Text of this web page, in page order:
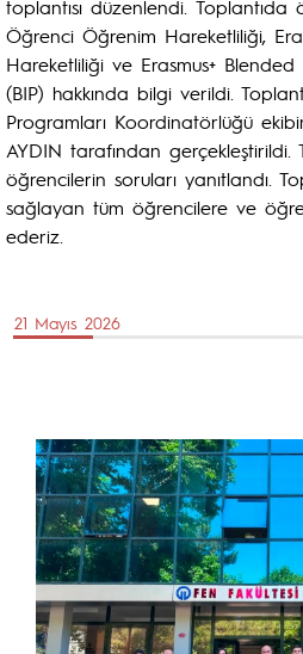
toplantısı düzenlendi. Toplantıda
Öğrenci Öğrenim Hareketliliği,
Hareketliliği ve Erasmus+
(BIP) hakkında bilgi verildi.
Programları Koordinatörlüğü
AYDIN tarafından gerçekleştirildi.
öğrencilerin soruları yanıtlandı.
sağlayan tüm öğrencilere ve
ederiz.
21 Mayıs 2026